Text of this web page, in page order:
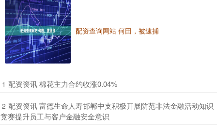
配资查询网站 何田，被逮捕
1 ​配资资讯 棉花主力合约收涨0.04%
2 ​配资资讯 富德生命人寿邯郸中支积极开展防范非法金融活动知识
竞赛提升员工与客户金融安全意识